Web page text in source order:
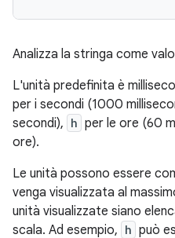
Analizza la stringa come
L'unità predefinita è
per i secondi (1000
secondi), h per le ore (60
ore).
Le unità possono essere
venga visualizzata al
unità visualizzate siano
scala. Ad esempio, h può